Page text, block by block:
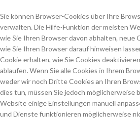
Sie können Browser-Cookies über Ihre
verwalten. Die Hilfe-Funktion der meisten
wie Sie Ihren Browser davon abhalten, neue
wie Sie Ihren Browser darauf hinweisen
Cookie erhalten, wie Sie Cookies
ablaufen. Wenn Sie alle Cookies in Ihrem
weder wir noch Dritte Cookies an Ihren
dies tun, müssen Sie jedoch möglicherweise
Website einige Einstellungen manuell
und Dienste funktionieren möglicherweise